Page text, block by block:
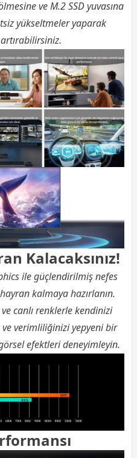
ve M.2 SSD yuvasına
yükseltmeler yaparak
Kalacaksınız!
ile güçlendirilmiş nefes
kalmaya hazırlanın.
canlı renklerle kendinizi
ve verimliliğinizi yepyeni bir
efektleri deneyimleyin.